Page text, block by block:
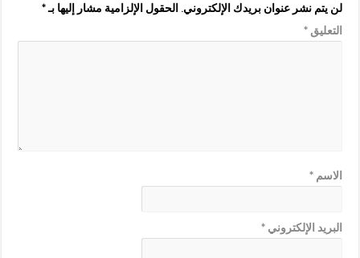
لن يتم نشر عنوان بريدك الإلكتروني. الحقول الإلزامية مشار إليها بـ*
التعليق*
الاسم*
البريد الإلكتروني*